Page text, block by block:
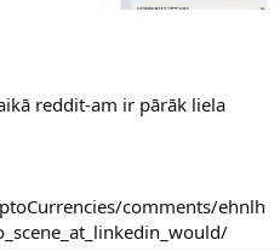
reddit-am ir pārāk liela
comments/ehnlh